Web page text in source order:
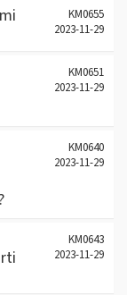
KM0655
2023-11-29
KM0651
2023-11-29
KM0640
2023-11-29
KM0643
2023-11-29